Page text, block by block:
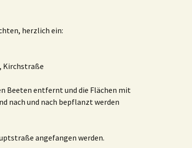
herzlich ein:
Kirchstraße
Beeten entfernt und die Flächen mit
nach und nach bepflanzt werden
angefangen werden.